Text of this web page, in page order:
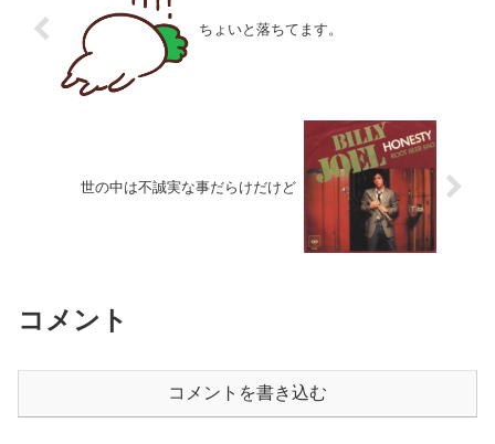
ちょいと落ちてます。
世の中は不誠実な事だらけだけど
コメント
コメントを書き込む